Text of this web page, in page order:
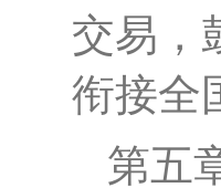
交易，
衔接全
第五